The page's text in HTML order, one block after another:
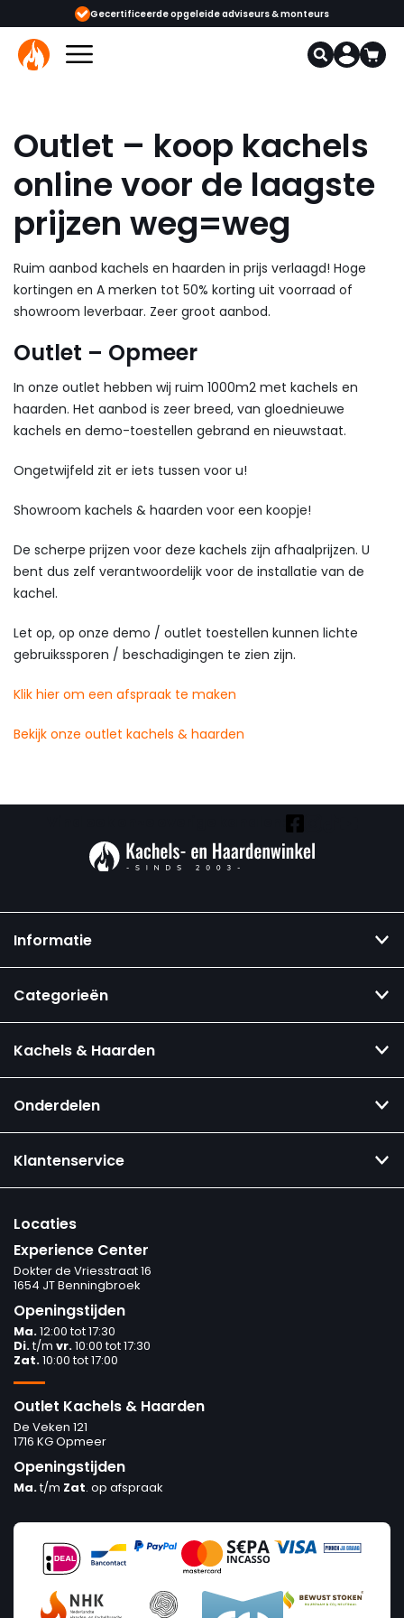
Gecertificeerde opgeleide adviseurs & monteurs
Outlet – koop kachels
online voor de laagste
prijzen weg=weg
Ruim aanbod kachels en haarden in prijs verlaagd! Hoge
kortingen en A merken tot 50% korting uit voorraad of
showroom leverbaar. Zeer groot aanbod.
Outlet – Opmeer
In onze outlet hebben wij ruim 1000m2 met kachels en
haarden. Het aanbod is zeer breed, van gloednieuwe
kachels en demo-toestellen gebrand en nieuwstaat.
Ongetwijfeld zit er iets tussen voor u!
Showroom kachels & haarden voor een koopje!
De scherpe prijzen voor deze kachels zijn afhaalprijzen. U
bent dus zelf verantwoordelijk voor de installatie van de
kachel.
Let op, op onze demo / outlet toestellen kunnen lichte
gebruikssporen / beschadigingen te zien zijn.
Klik hier om een afspraak te maken
Bekijk onze outlet kachels & haarden
Informatie
Categorieën
Kachels & Haarden
Onderdelen
Klantenservice
Locaties
Experience Center
Dokter de Vriesstraat 16
1654 JT Benningbroek
Openingstijden
Ma.12:00 tot 17:30
Di.t/m vr.10:00 tot 17:30
Zat.10:00 tot 17:00
Outlet Kachels & Haarden
De Veken 121
1716 KG Opmeer
Openingstijden
Ma.t/m Zat. op afspraak